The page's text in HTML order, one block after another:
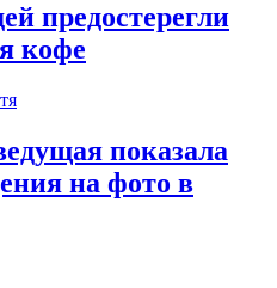
предостерегли
кофе
показала
на фото в